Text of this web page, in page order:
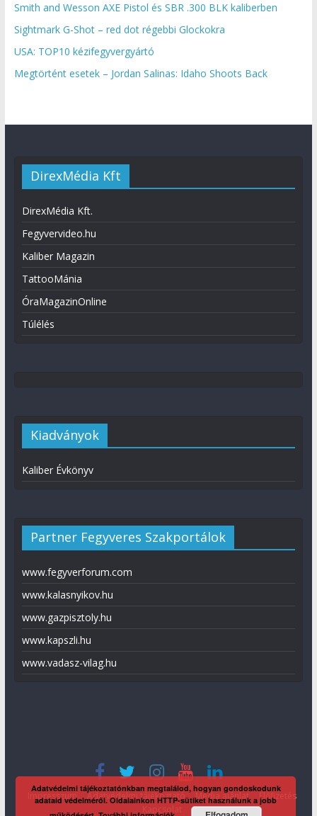
Smith and Wesson AXE Pistol és SBR .300 BLK kaliberben
Sightmark G-Shot – red dot régebbi Glockokra
USA: TOP10 kézifegyvergyártó
Megtörtént esetek – Jordan Salinas: Idaho Shoots Back
DirexMédia Kft
DirexMédia Kft.
Fegyvervideo.hu
Kaliber Magazin
TattooMánia
ÓraMagazinOnline
Túlélés
Kiadványok
Kaliber Évkönyv
Partner Fegyveres Szakportálok
www.fegyverforum.com
www.kalasnyikov.hu
www.gazpisztoly.hu
www.kapszli.hu
www.vadasz-vilag.hu
Impresszum Adatvédelmi tájékoztató Média ajánlat
Előfizetés
Adatvédelmi tájékoztatónkban megtalálod, hogyan gondoskodunk
adataid védelméről. Oldalainkon HTTP-sütiket használunk a jobb